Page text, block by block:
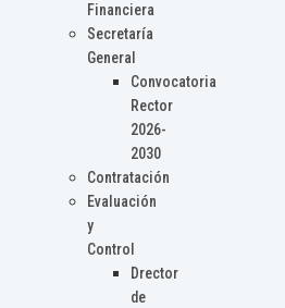
Financiera
Secretaría
General
Convocatoria
Rector
2026-
2030
Contratación
Evaluación
y
Control
Drector
de